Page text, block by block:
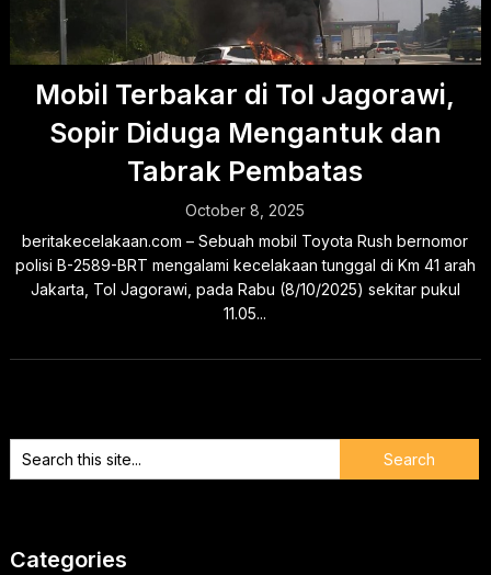
Mobil Terbakar di Tol Jagorawi,
Sopir Diduga Mengantuk dan
Tabrak Pembatas
October 8, 2025
beritakecelakaan.com – Sebuah mobil Toyota Rush bernomor
polisi B-2589-BRT mengalami kecelakaan tunggal di Km 41 arah
Jakarta, Tol Jagorawi, pada Rabu (8/10/2025) sekitar pukul
11.05...
Categories